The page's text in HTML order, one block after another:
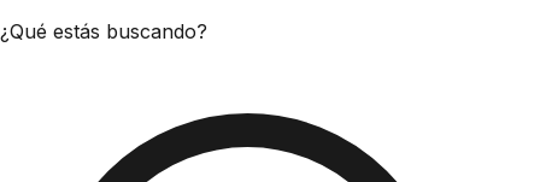
¿Qué estás buscando?